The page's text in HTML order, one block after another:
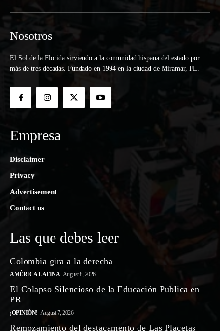
Nosotros
El Sol de la Florida sirviendo a la comunidad hispana del estado por
más de tres décadas. Fundado en 1994 en la ciudad de Miramar, FL.
Empresa
Disclaimer
Privacy
Advertisement
Contact us
Las que debes leer
Colombia gira a la derecha
AMÉRICA LATINA August 8, 2026
El Colapso Silencioso de la Educación Publica en
PR
¡OPINIÓN! August 7, 2026
Remozamiento del destacamento de Las Placetas